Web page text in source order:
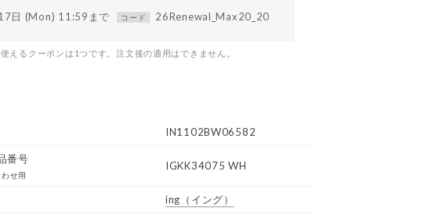
日 (Mon) 11:59まで コード 26Renewal_Max20_20
えるクーポンは1つです。注文後の適用はできません。
IN1102BW06582
番号
せ用
IGKK34075 WH
ing （イング）